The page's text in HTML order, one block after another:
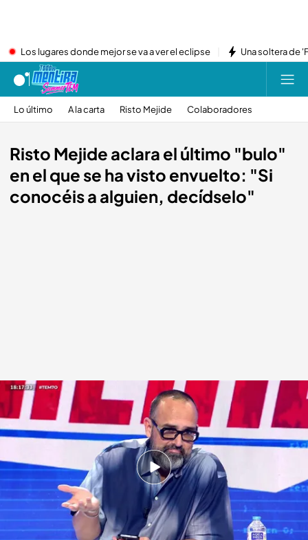
Los lugares donde mejor se va a ver el eclipse Una soltera de
Lo último A la carta Risto Mejide Colaboradores
Risto Mejide aclara el último "bulo"
en el que se ha visto envuelto: "Si
conocéis a alguien, decídselo"
Risto Mejide habla sobre su supuesta inversión en una aplicación
'Todo es
mentira'
Alba de la Orden
Madrid, 07 OCT 2025 - 19:30h.
Risto Mejide aprovecha en 'Todo es mentira'
para desmentir nuevamente si invierte dinero
en una aplicación, tal y como aseguran en